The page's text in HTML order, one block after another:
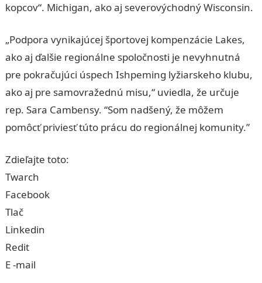
kopcov“. Michigan, ako aj severovýchodný Wisconsin.
„Podpora vynikajúcej športovej kompenzácie Lakes,
ako aj ďalšie regionálne spoločnosti je nevyhnutná
pre pokračujúci úspech Ishpeming lyžiarskeho klubu,
ako aj pre samovražednú misu,“ uviedla, že určuje
rep. Sara Cambensy. “Som nadšený, že môžem
pomôcť priviesť túto prácu do regionálnej komunity.”
Zdieľajte toto:
Twarch
Facebook
Tlač
Linkedin
Redit
E -mail